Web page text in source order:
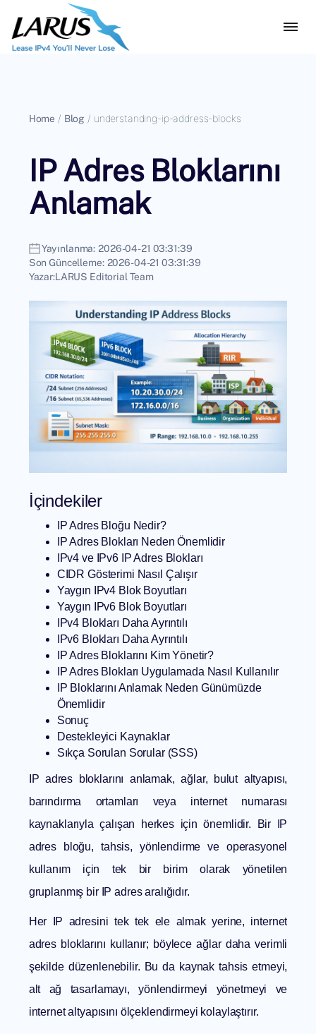
Home / Blog / understanding-ip-address-blocks
IP Adres Bloklarını
Anlamak
Yayınlanma: 2026-04-21 03:31:39
Son Güncelleme: 2026-04-21 03:31:39
Yazar:LARUS Editorial Team
İçindekiler
IP Adres Bloğu Nedir?
IP Adres Blokları Neden Önemlidir
IPv4 ve IPv6 IP Adres Blokları
CIDR Gösterimi Nasıl Çalışır
Yaygın IPv4 Blok Boyutları
Yaygın IPv6 Blok Boyutları
IPv4 Blokları Daha Ayrıntılı
IPv6 Blokları Daha Ayrıntılı
IP Adres Bloklarını Kim Yönetir?
IP Adres Blokları Uygulamada Nasıl Kullanılır
IP Bloklarını Anlamak Neden Günümüzde
Önemlidir
Sonuç
Destekleyici Kaynaklar
Sıkça Sorulan Sorular (SSS)
IP adres bloklarını anlamak, ağlar, bulut altyapısı,
barındırma ortamları veya internet numarası
kaynaklarıyla çalışan herkes için önemlidir. Bir IP
adres bloğu, tahsis, yönlendirme ve operasyonel
kullanım için tek bir birim olarak yönetilen
gruplanmış bir IP adres aralığıdır.
Her IP adresini tek tek ele almak yerine, internet
adres bloklarını kullanır; böylece ağlar daha verimli
şekilde düzenlenebilir. Bu da kaynak tahsis etmeyi,
alt ağ tasarlamayı, yönlendirmeyi yönetmeyi ve
internet altyapısını ölçeklendirmeyi kolaylaştırır.